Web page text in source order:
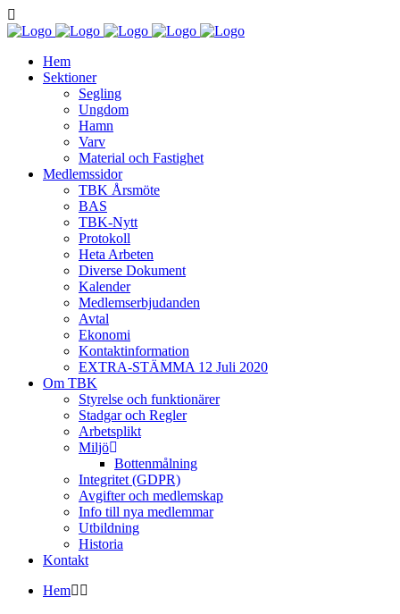
Hem
Sektioner
Segling
Ungdom
Hamn
Varv
Material och Fastighet
Medlemssidor
TBK Årsmöte
BAS
TBK-Nytt
Protokoll
Heta Arbeten
Diverse Dokument
Kalender
Medlemserbjudanden
Avtal
Ekonomi
Kontaktinformation
EXTRA-STÄMMA 12 Juli 2020
Om TBK
Styrelse och funktionärer
Stadgar och Regler
Arbetsplikt
Miljö
Bottenmålning
Integritet (GDPR)
Avgifter och medlemskap
Info till nya medlemmar
Utbildning
Historia
Kontakt
Hem